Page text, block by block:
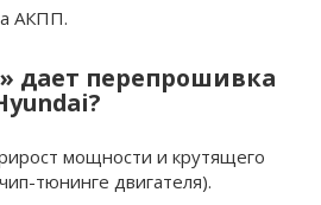
АКПП.
дает перепрошивка
мощности и крутящего
тюнинге двигателя).